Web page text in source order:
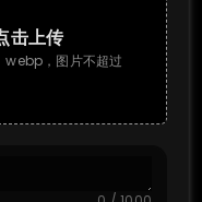
击上传
，图片不超过